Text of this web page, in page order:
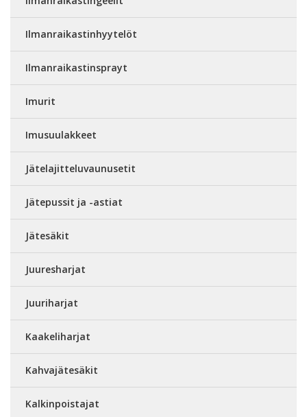
Ilmanraikastinhyytelöt
Ilmanraikastinsprayt
Imurit
Imusuulakkeet
Jätelajitteluvaunusetit
Jätepussit ja -astiat
Jätesäkit
Juuresharjat
Juuriharjat
Kaakeliharjat
Kahvajätesäkit
Kalkinpoistajat